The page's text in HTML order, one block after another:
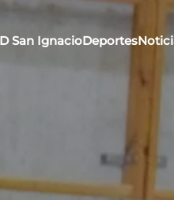
San IgnacioDeportes